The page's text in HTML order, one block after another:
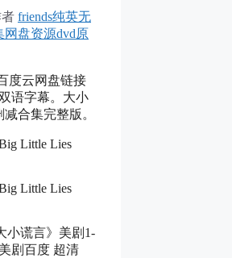
friends纯英无
盘资源dvd原
度云网盘链接
语字幕。大小
合集完整版。
Little Lies
Little Lies
小谎言》美剧1-
剧百度 超清